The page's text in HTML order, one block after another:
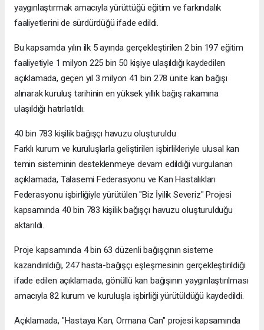
yaygınlaştırmak amacıyla yürüttüğü eğitim ve farkındalık
faaliyetlerini de sürdürdüğü ifade edildi.
Bu kapsamda yılın ilk 5 ayında gerçekleştirilen 2 bin 197 eğitim
faaliyetiyle 1 milyon 225 bin 50 kişiye ulaşıldığı kaydedilen
açıklamada, geçen yıl 3 milyon 41 bin 278 ünite kan bağışı
alınarak kuruluş tarihinin en yüksek yıllık bağış rakamına
ulaşıldığı hatırlatıldı.
40 bin 783 kişilik bağışçı havuzu oluşturuldu
Farklı kurum ve kuruluşlarla geliştirilen işbirlikleriyle ulusal kan
temin sisteminin desteklenmeye devam edildiği vurgulanan
açıklamada, Talasemi Federasyonu ve Kan Hastalıkları
Federasyonu işbirliğiyle yürütülen "Biz İyilik Severiz" Projesi
kapsamında 40 bin 783 kişilik bağışçı havuzu oluşturulduğu
aktarıldı.
Proje kapsamında 4 bin 63 düzenli bağışçının sisteme
kazandırıldığı, 247 hasta-bağışçı eşleşmesinin gerçekleştirildiği
ifade edilen açıklamada, gönüllü kan bağışının yaygınlaştırılması
amacıyla 82 kurum ve kuruluşla işbirliği yürütüldüğü kaydedildi.
Açıklamada, "Hastaya Kan, Ormana Can" projesi kapsamında